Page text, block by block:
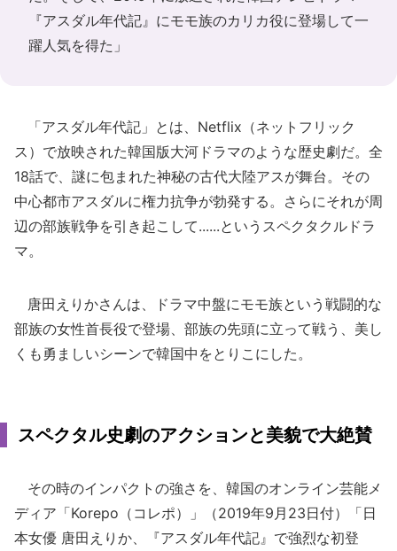
『アスダル年代記』にモモ族のカリカ役に登場して一
躍人気を得た」
「アスダル年代記」とは、Netflix（ネットフリック
ス）で放映された韓国版大河ドラマのような歴史劇だ。全
18話で、謎に包まれた神秘の古代大陸アスが舞台。その
中心都市アスダルに権力抗争が勃発する。さらにそれが周
辺の部族戦争を引き起こして......というスペクタクルドラ
マ。
唐田えりかさんは、ドラマ中盤にモモ族という戦闘的な
部族の女性首長役で登場、部族の先頭に立って戦う、美し
くも勇ましいシーンで韓国中をとりこにした。
スペクタル史劇のアクションと美貌で大絶賛
その時のインパクトの強さを、韓国のオンライン芸能メ
ディア「Korepo（コレポ）」（2019年9月23日付）「日
本女優 唐田えりか、『アスダル年代記』で強烈な初登